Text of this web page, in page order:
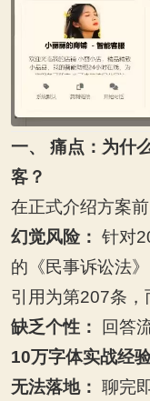
一、 痛点：为什
客？
在正式介绍方案
幻觉风险： 针对
的《民事诉讼法
引用为第207条，
缺乏个性：
回答
10万字体实战经
无法落地： 聊完